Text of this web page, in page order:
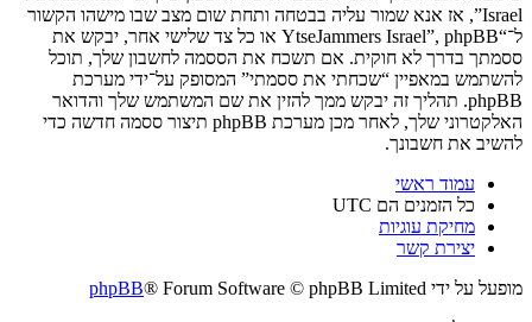
Israel”, אז אנא שמור עליה בבטחה ותחת שום מצב שבו מישהו הקשור
ל־“YtseJammers Israel”, phpBB או כל צד שלישי אחר, יבקש את
ססמתך בדרך לא חוקית. אם תשכח את הססמה לחשבון שלך, תוכל
להשתמש במאפיין “שכחתי את ססמתי” המסופק על־ידי מערכת
phpBB. תהליך זה יבקש ממך להזין את שם המשתמש שלך והדואר
האלקטרוני שלך, לאחר מכן מערכת phpBB תיצור ססמה חדשה כדי
להשיב את חשבונך.
עמוד ראשי
כל הזמנים הם UTC
מחיקת עוגיות
יצירת קשר
מופעל על ידי
phpBB® Forum Software © phpBB Limited